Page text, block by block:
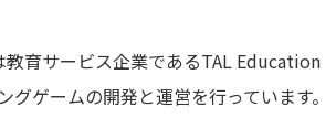
育サービス企業であるTAL Education
ゲームの開発と運営を行っています。